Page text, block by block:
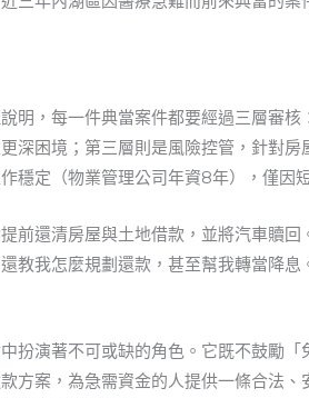
明，每一件典當案件都要經過三層審
深困境；第三層則是風險控管，針對
定（物業管理公司年資8年），僅因
前還清房屋與土地借款，並將汽車贖
教我怎麼規劃還款，甚至幫我轉當降息
扮演著不可或缺的角色。它既不鼓勵
方案，為急需資金的人提供一條合法